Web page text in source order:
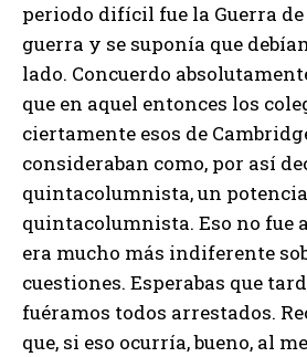
periodo difícil fue la Guerra
guerra y se suponía que
lado. Concuerdo
que en aquel entonces los
ciertamente esos de
consideraban como, por así
quintacolumnista, un
quintacolumnista. Eso no fue
era mucho más indiferente
cuestiones. Esperabas que
fuéramos todos arrestados.
que, si eso ocurría, bueno, al